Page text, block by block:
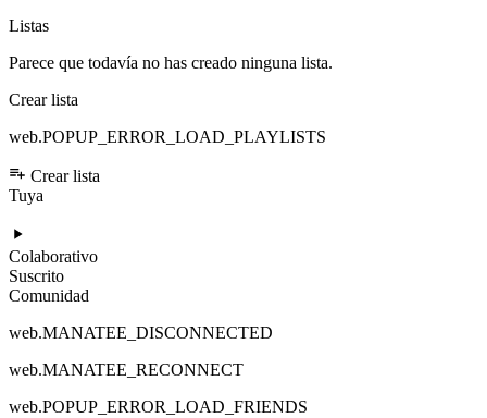
Listas
Parece que todavía no has creado ninguna lista.
Crear lista
web.POPUP_ERROR_LOAD_PLAYLISTS
Crear lista
Tuya
Colaborativo
Suscrito
Comunidad
web.MANATEE_DISCONNECTED
web.MANATEE_RECONNECT
web.POPUP_ERROR_LOAD_FRIENDS